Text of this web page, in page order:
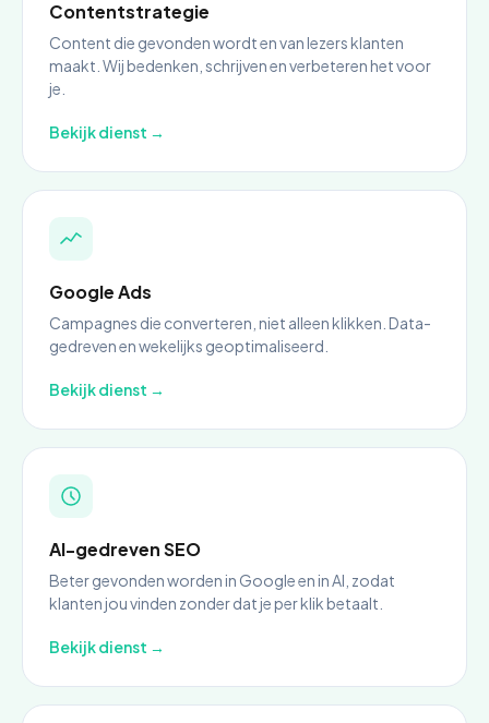
Contentstrategie
Content die gevonden wordt en van lezers klanten
maakt. Wij bedenken, schrijven en verbeteren het voor
je.
Bekijk dienst →
Google Ads
Campagnes die converteren, niet alleen klikken. Data-
gedreven en wekelijks geoptimaliseerd.
Bekijk dienst →
AI-gedreven SEO
Beter gevonden worden in Google en in AI, zodat
klanten jou vinden zonder dat je per klik betaalt.
Bekijk dienst →